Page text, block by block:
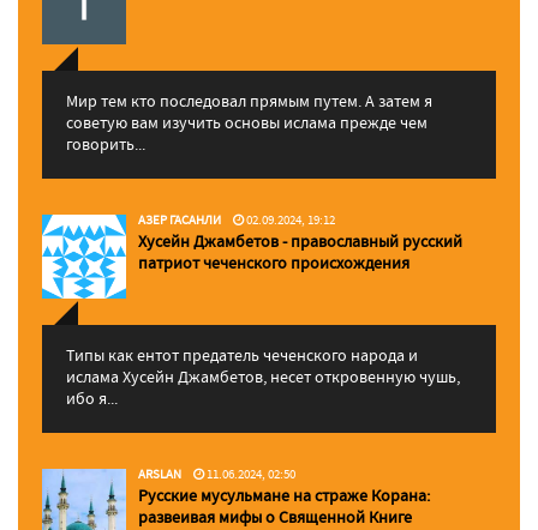
Мир тем кто последовал прямым путем. А затем я
советую вам изучить основы ислама прежде чем
говорить...
АЗЕР ГАСАНЛИ 02.09.2024, 19:12
Хусейн Джамбетов - православный русский
патриот чеченского происхождения
Типы как ентот предатель чеченского народа и
ислама Хусейн Джамбетов, несет откровенную чушь,
ибо я...
ARSLAN 11.06.2024, 02:50
Русские мусульмане на страже Корана:
pазвеивая мифы о Священной Книге